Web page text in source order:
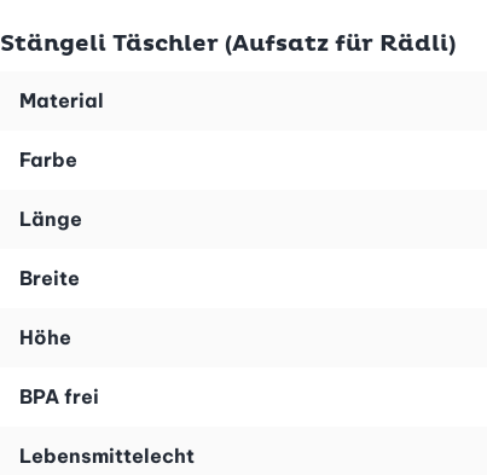
Stängeli Täschler (Aufsatz für Rädli)
Material
Farbe
Länge
Breite
Höhe
BPA frei
Lebensmittelecht